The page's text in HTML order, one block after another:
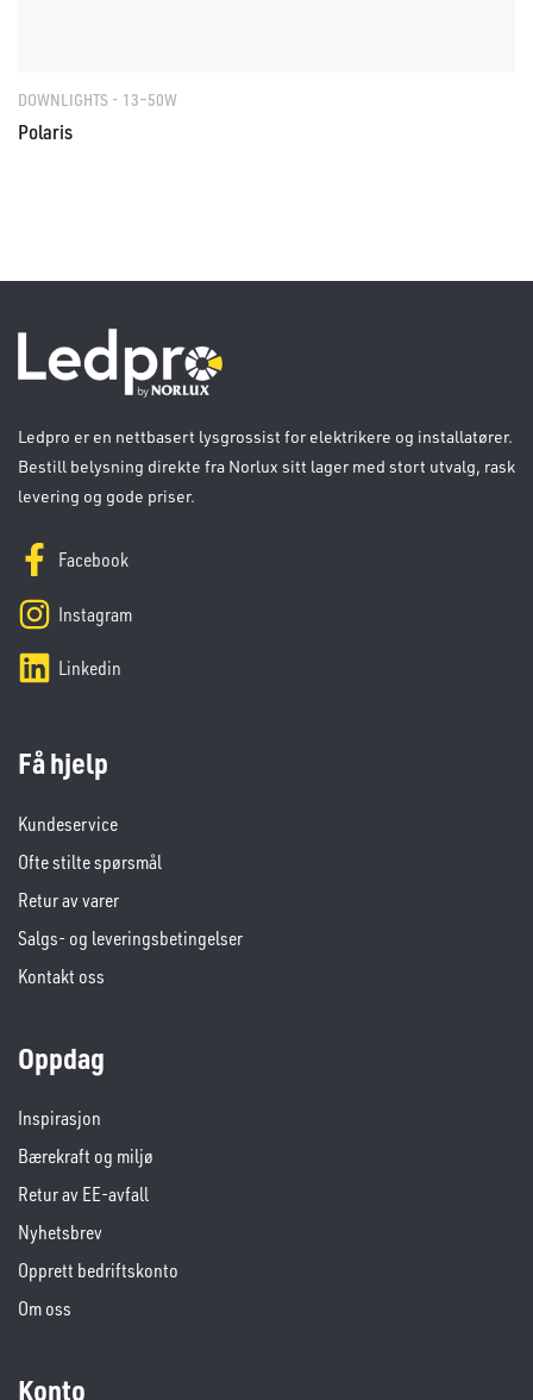
DOWNLIGHTS - 13–50W
Polaris
Ledpro er en nettbasert lysgrossist for elektrikere og installatører.
Bestill belysning direkte fra Norlux sitt lager med stort utvalg, rask
levering og gode priser.
Facebook
Instagram
Linkedin
Få hjelp
Kundeservice
Ofte stilte spørsmål
Retur av varer
Salgs- og leveringsbetingelser
Kontakt oss
Oppdag
Inspirasjon
Bærekraft og miljø
Retur av EE-avfall
Nyhetsbrev
Opprett bedriftskonto
Om oss
Konto